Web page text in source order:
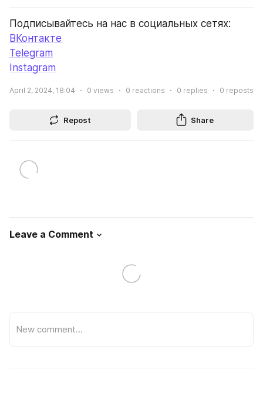
Подписывайтесь на нас в социальных сетях:
ВКонтакте
Telegram
Instagram
April 2, 2024, 18:04 0 views 0 reactions 0 replies 0 reposts
Repost Share
Leave a Comment